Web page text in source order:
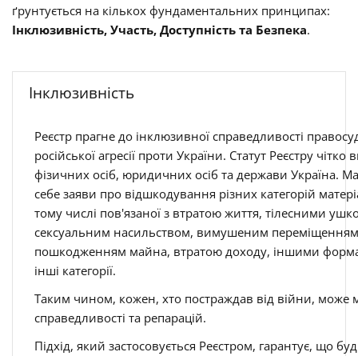
ґрунтується на кількох фундаментальних принципах:
Інклюзивність, Участь, Доступність та Безпека.
Інклюзивність
Реєстр прагне до інклюзивної справедливості
російської агресії проти України. Статут Реєстру
фізичних осіб, юридичних осіб та держави Україна.
себе заяви про відшкодування різних категорій
тому числі пов'язаної з втратою життя, тілесними
сексуальним насильством, вимушеним
пошкодженням майна, втратою доходу, іншими
інші категорії.
Таким чином, кожен, хто постраждав від війни, може
справедливості та репарацій.
Підхід, який застосовується Реєстром, гарантує, що